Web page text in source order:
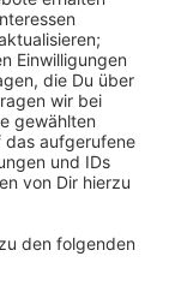
beraten. Dazu
bei